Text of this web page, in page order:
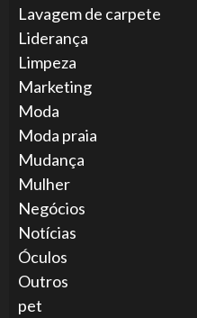
Lavagem de carpete
Liderança
Limpeza
Marketing
Moda
Moda praia
Mudança
Mulher
Negócios
Notícias
Óculos
Outros
pet